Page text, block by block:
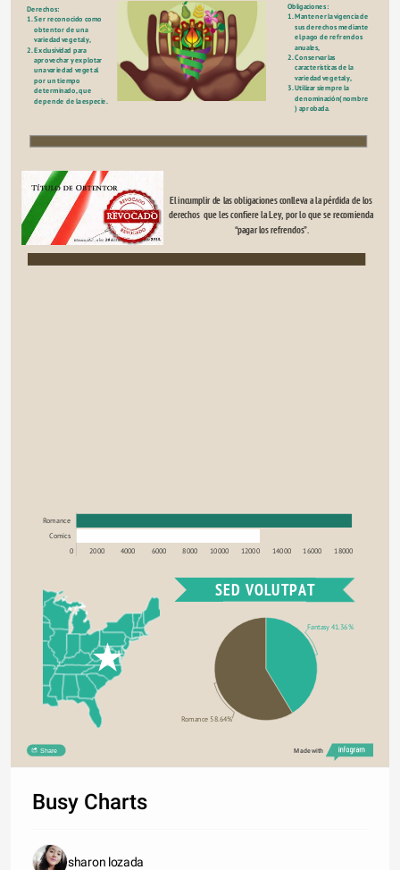
Obligaciones:
1.Mantener la vigencia de
sus derechos mediante
el pago de refrendos
anuales,
2. Conservar las
características de la
variedad vegetal y,
3. Utilizar siempre la
denominación(nombre
) aprobada.
Derechos:
1.Ser reconocido como
obtentor de una
variedad vegetal y,
2. Exclusividad para
aprovechar y explotar
una variedad vegetal
por un tiempo
determinado, que
depende de la especie.
El incumplir de las obligaciones conlleva a la pérdida de los
derechos  que les confiere la Ley, por lo que se recomienda
“pagar los refrendos”.
Romance
Comics
0 2000 4000 6000 8000 10000 12000 14000 16000 18000
SED VOLUTPAT
Fantasy 41.36%
Romance 58.64%
Share Made with
Busy Charts
sharon lozada